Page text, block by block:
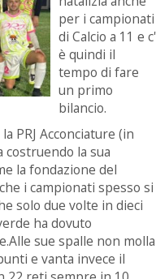
per i campionati
di Calcio a 11 e c'
è quindi il
tempo di fare
un primo
bilancio.
PRJ Acconciature (in
la sua
la fondazione del
i campionati spesso si
solo due volte in dieci
ha dovuto
sue spalle non molla
e vanta invece il